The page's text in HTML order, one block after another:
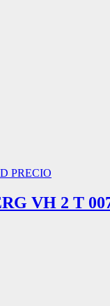
PRECIO
VH 2 T
Estas cookies nos